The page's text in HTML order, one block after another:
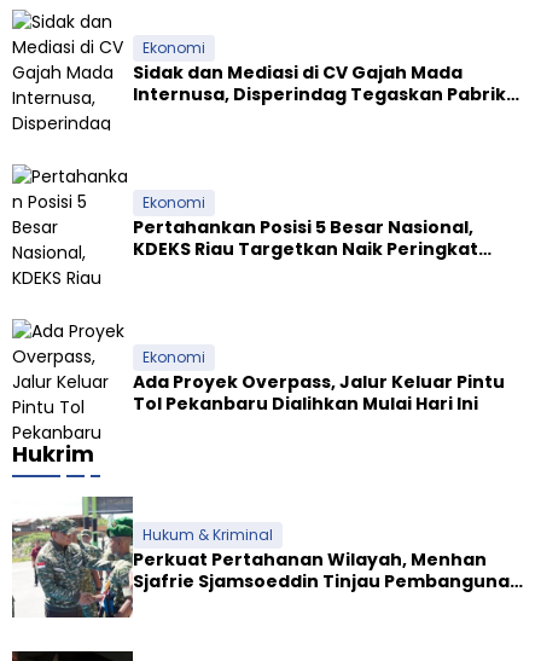
Ekonomi
Sidak dan Mediasi di CV Gajah Mada
Internusa, Disperindag Tegaskan Pabrik
Ekonomi
Pertahankan Posisi 5 Besar Nasional,
KDEKS Riau Targetkan Naik Peringkat
Ekonomi
Ada Proyek Overpass, Jalur Keluar Pintu
Tol Pekanbaru Dialihkan Mulai Hari Ini
Hukrim
Hukum & Kriminal
Perkuat Pertahanan Wilayah, Menhan
Sjafrie Sjamsoeddin Tinjau Pembangunan